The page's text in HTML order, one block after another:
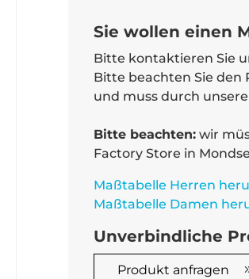
Sie wollen einen
Bitte kontaktieren Sie
Bitte beachten Sie den
und muss durch
Bitte beachten: wir
Factory Store in
Maßtabelle Herren
Maßtabelle Damen
Unverbindliche
Produkt anfragen